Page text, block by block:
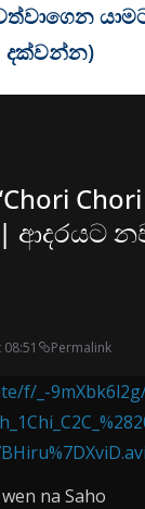
දක්වන්න)
Chori
| ආදරයට
Permalink
f/_-
na Saho